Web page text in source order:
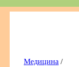
Медицина /